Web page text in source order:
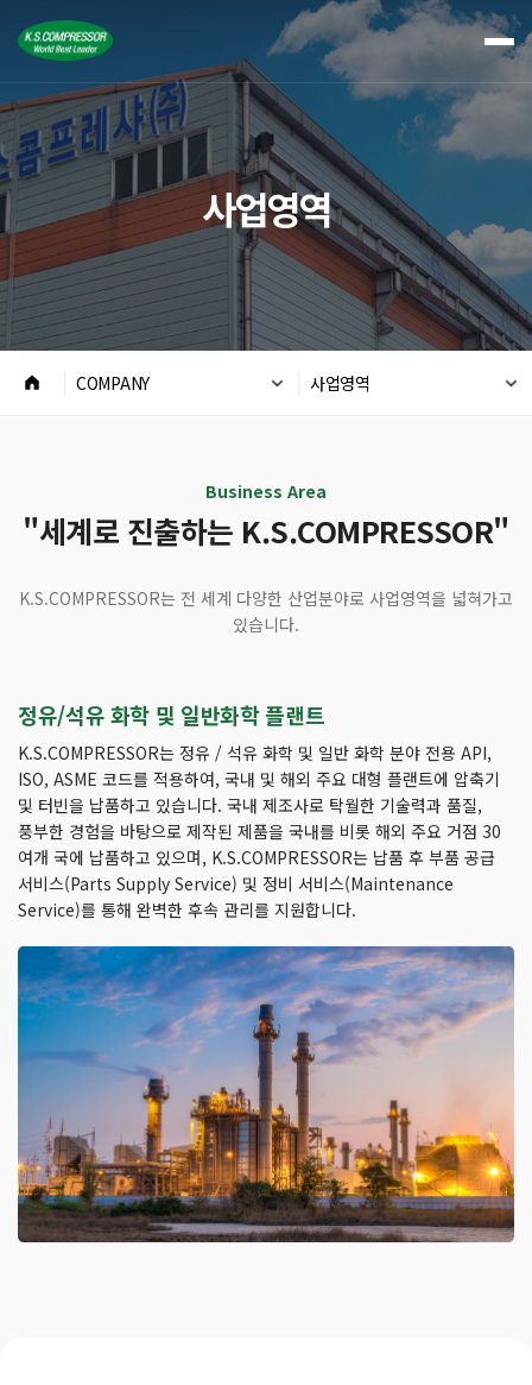
사업영역
COMPANY 사업영역
Business Area
"세계로 진출하는 K.S.COMPRESSOR"
K.S.COMPRESSOR는 전 세계 다양한 산업분야로 사업영역을 넓혀가고
있습니다.
정유/석유 화학 및 일반화학 플랜트
K.S.COMPRESSOR는 정유 / 석유 화학 및 일반 화학 분야 전용 API,
ISO, ASME 코드를 적용하여, 국내 및 해외 주요 대형 플랜트에 압축기
및 터빈을 납품하고 있습니다. 국내 제조사로 탁월한 기술력과 품질,
풍부한 경험을 바탕으로 제작된 제품을 국내를 비롯 해외 주요 거점 30
여개 국에 납품하고 있으며, K.S.COMPRESSOR는 납품 후 부품 공급
서비스(Parts Supply Service) 및 정비 서비스(Maintenance
Service)를 통해 완벽한 후속 관리를 지원합니다.